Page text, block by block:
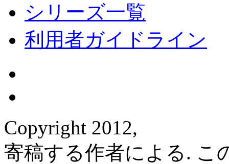
シリーズ一覧
利用者ガイドライン
Copyright 2012,
寄稿する作者による. こ